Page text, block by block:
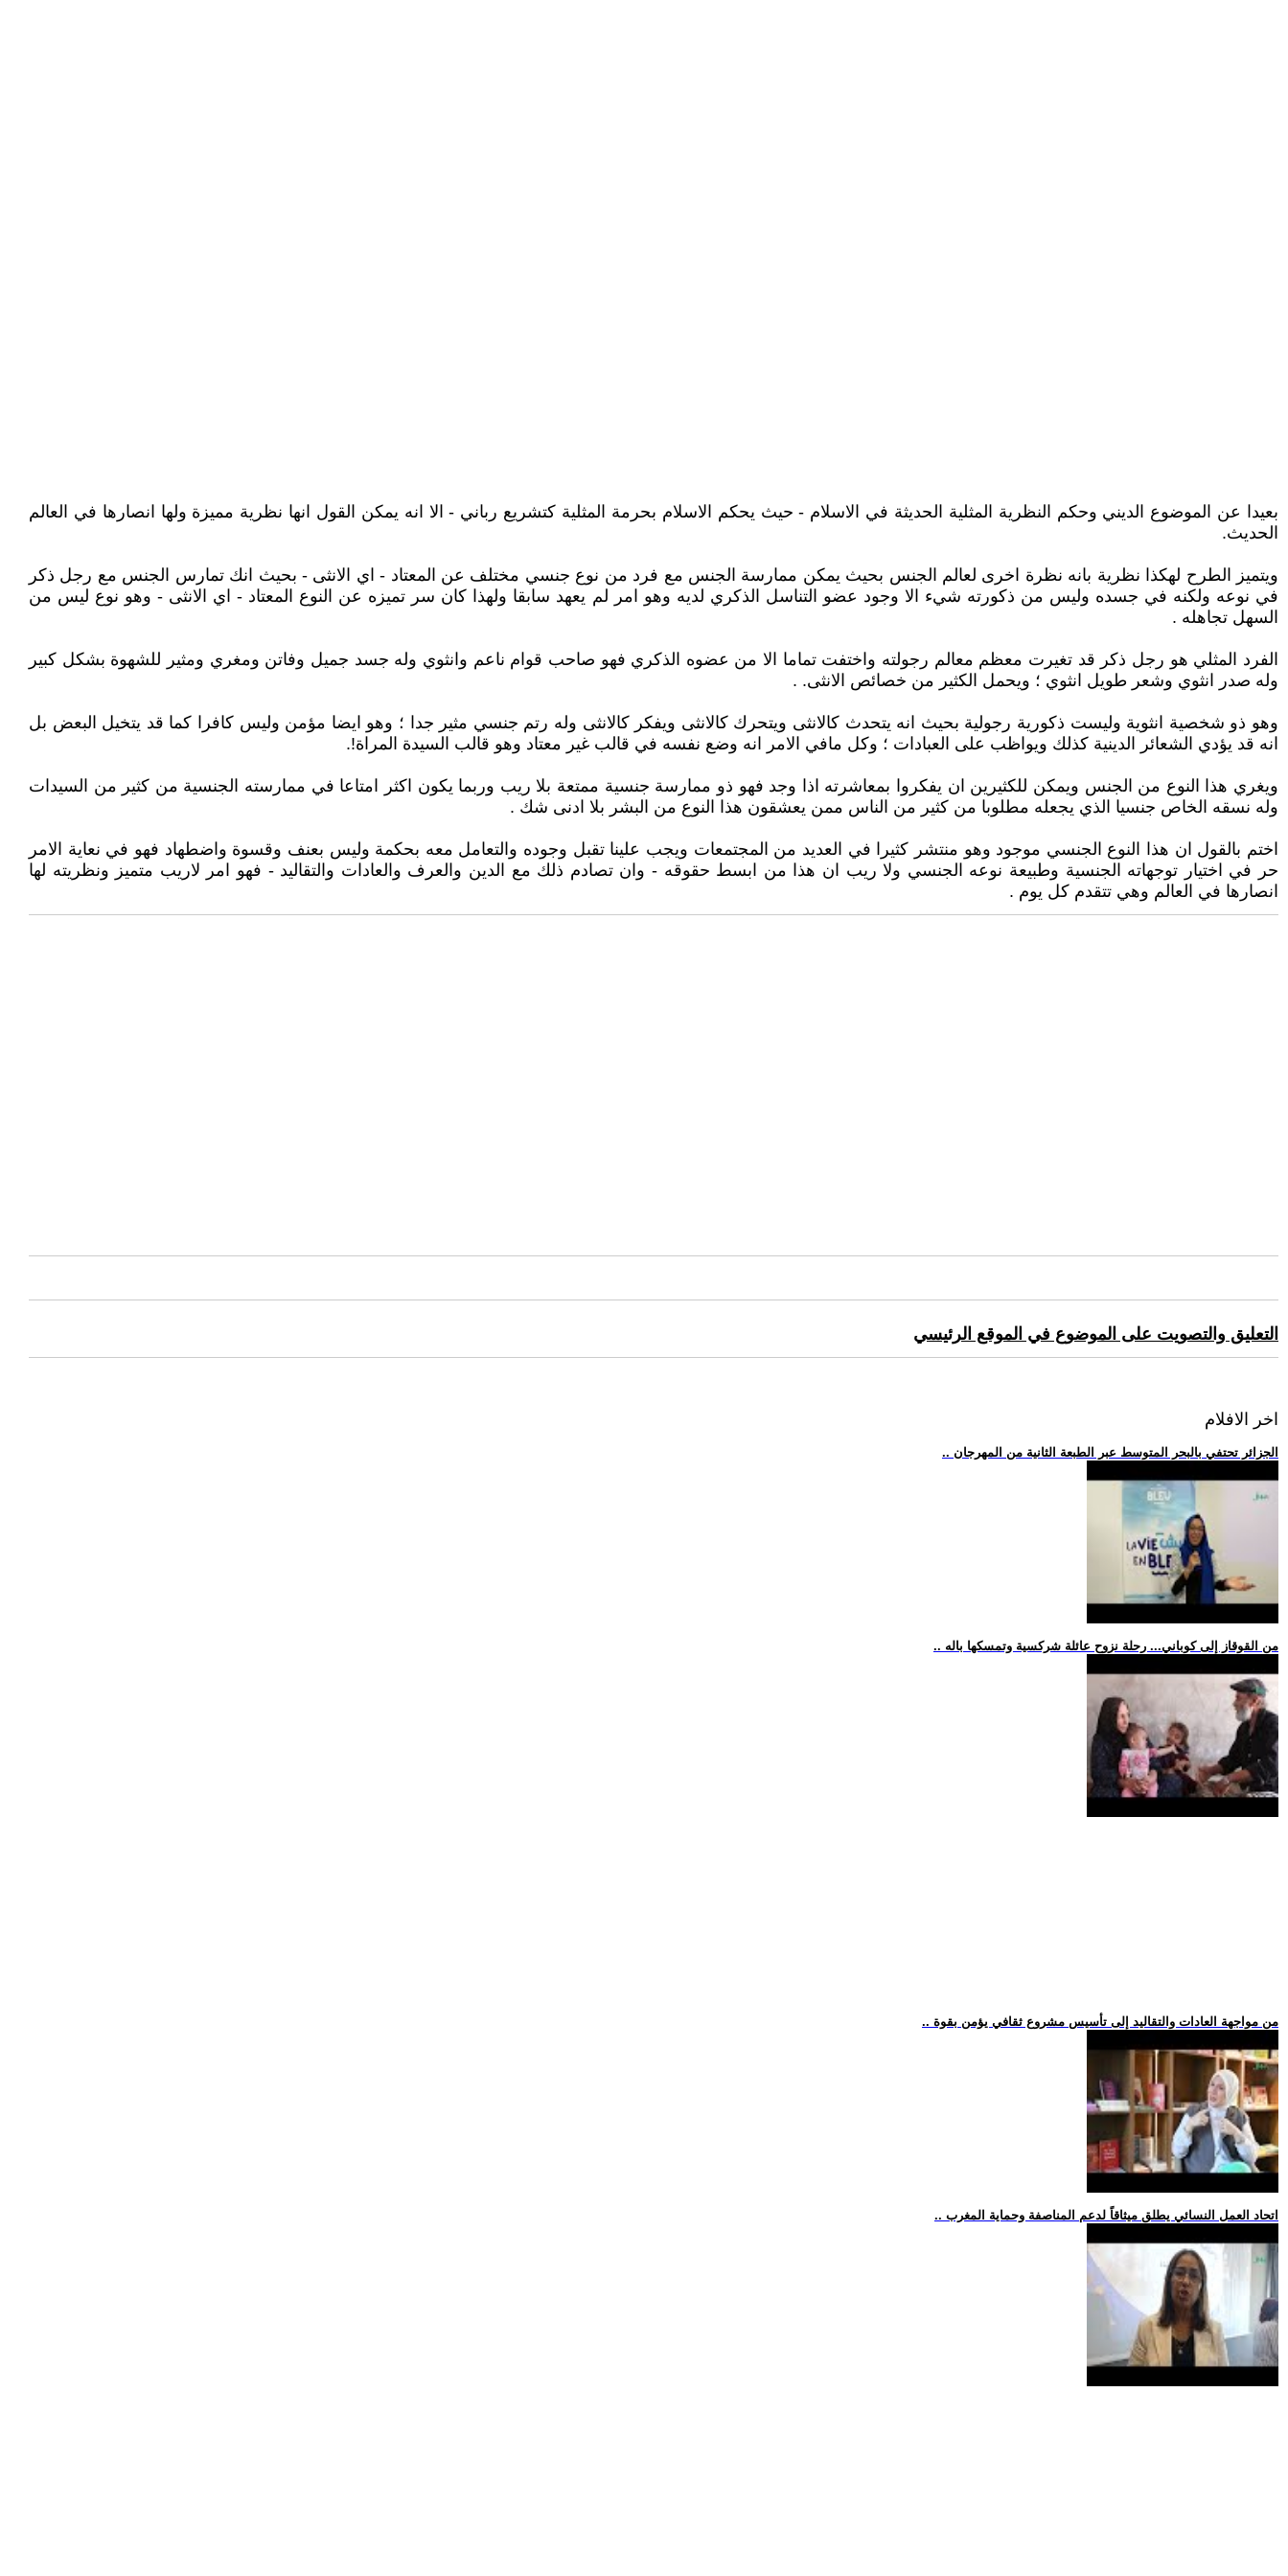
بعيدا عن الموضوع الديني وحكم النظرية المثلية الحديثة في الاسلام - حيث يحكم الاسلام بحرمة المثلية كتشريع رباني - الا انه يمكن القول انها نظرية مميزة ولها انصارها في العالم
الحديث.
ويتميز الطرح لهكذا نظرية بانه نظرة اخرى لعالم الجنس بحيث يمكن ممارسة الجنس مع فرد من نوع جنسي مختلف عن المعتاد - اي الانثى - بحيث انك تمارس الجنس مع رجل ذكر
في نوعه ولكنه في جسده وليس من ذكورته شيء الا وجود عضو التناسل الذكري لديه وهو امر لم يعهد سابقا ولهذا كان سر تميزه عن النوع المعتاد - اي الانثى - وهو نوع ليس من
السهل تجاهله .
الفرد المثلي هو رجل ذكر قد تغيرت معظم معالم رجولته واختفت تماما الا من عضوه الذكري فهو صاحب قوام ناعم وانثوي وله جسد جميل وفاتن ومغري ومثير للشهوة بشكل كبير
وله صدر انثوي وشعر طويل انثوي ؛ ويحمل الكثير من خصائص الانثى. .
وهو ذو شخصية انثوية وليست ذكورية رجولية بحيث انه يتحدث كالانثى ويتحرك كالانثى ويفكر كالانثى وله رتم جنسي مثير جدا ؛ وهو ايضا مؤمن وليس كافرا كما قد يتخيل البعض بل
انه قد يؤدي الشعائر الدينية كذلك ويواظب على العبادات ؛ وكل مافي الامر انه وضع نفسه في قالب غير معتاد وهو قالب السيدة المراة!.
ويغري هذا النوع من الجنس ويمكن للكثيرين ان يفكروا بمعاشرته اذا وجد فهو ذو ممارسة جنسية ممتعة بلا ريب وربما يكون اكثر امتاعا في ممارسته الجنسية من كثير من السيدات
وله نسقه الخاص جنسيا الذي يجعله مطلوبا من كثير من الناس ممن يعشقون هذا النوع من البشر بلا ادنى شك .
اختم بالقول ان هذا النوع الجنسي موجود وهو منتشر كثيرا في العديد من المجتمعات ويجب علينا تقبل وجوده والتعامل معه بحكمة وليس بعنف وقسوة واضطهاد فهو في نعاية الامر
حر في اختيار توجهاته الجنسية وطبيعة نوعه الجنسي ولا ريب ان هذا من ابسط حقوقه - وان تصادم ذلك مع الدين والعرف والعادات والتقاليد - فهو امر لاريب متميز ونظريته لها
انصارها في العالم وهي تتقدم كل يوم .
التعليق والتصويت على الموضوع في الموقع الرئيسي
اخر الافلام
.. الجزائر تحتفي بالبحر المتوسط عبر الطبعة الثانية من المهرجان
.. من القوقاز إلى كوباني... رحلة نزوح عائلة شركسية وتمسكها باله
.. من مواجهة العادات والتقاليد إلى تأسيس مشروع ثقافي يؤمن بقوة
.. اتحاد العمل النسائي يطلق ميثاقاً لدعم المناصفة وحماية المغرب